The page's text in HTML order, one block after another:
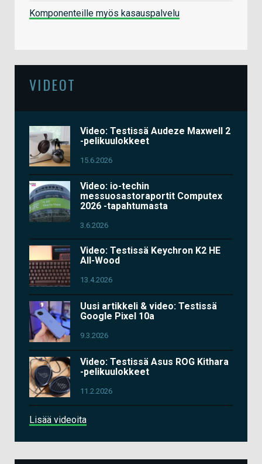
Komponenteille myös kasauspalvelu
VIDEOT
Video: Testissä Audeze Maxwell 2
-pelikuulokkeet
15.6.2026
Video: io-techin
messuosastoraportit Computex
2026 -tapahtumasta
3.6.2026
Video: Testissä Keychron K2 HE
All-Wood
13.4.2026
Uusi artikkeli & video: Testissä
Google Pixel 10a
9.3.2026
Video: Testissä Asus ROG Kithara
-pelikuulokkeet
11.2.2026
Lisää videoita